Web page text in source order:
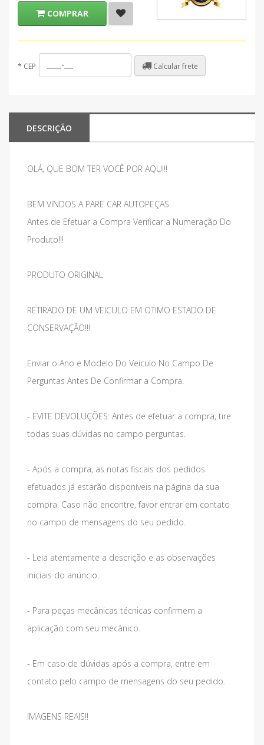
COMPRAR
* CEP Calcular frete
DESCRIÇÃO
OLÁ, QUE BOM TER VOCÊ POR AQUI!!
BEM VINDOS A PARE CAR AUTOPEÇAS.
Antes de Efetuar a Compra Verificar a Numeração Do
Produto!!!
PRODUTO ORIGINAL
RETIRADO DE UM VEICULO EM OTIMO ESTADO DE
CONSERVAÇÃO!!!
Enviar o Ano e Modelo Do Veiculo No Campo De
Perguntas Antes De Confirmar a Compra.
- EVITE DEVOLUÇÕES: Antes de efetuar a compra, tire
todas suas dúvidas no campo perguntas.
- Após a compra, as notas fiscais dos pedidos
efetuados já estarão disponíveis na página da sua
compra. Caso não encontre, favor entrar em contato
no campo de mensagens do seu pedido.
- Leia atentamente a descrição e as observações
iniciais do anúncio.
- Para peças mecânicas técnicas confirmem a
aplicação com seu mecânico.
- Em caso de dúvidas após a compra, entre em
contato pelo campo de mensagens do seu pedido.
IMAGENS REAIS!!